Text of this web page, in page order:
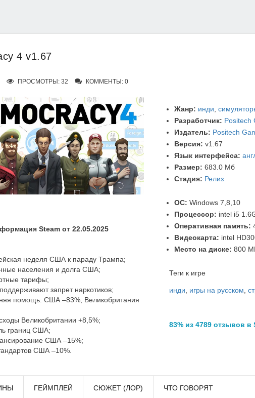
4 v1.67
ПРОСМОТРЫ: 32 КОММЕНТЫ: 0
Steam от 22.05.2025
неделя США к параду Трампа;
населения и долга США;
тарифы;
запрет наркотиков;
помощь: США –83%, Великобритания
Великобритании +8,5%;
границ США;
США –15%;
США –10%.
Жанр: инди
Разработчик: Positech
Издатель: Positech
Версия: v1.67
Язык интерфейса:
Размер: 683.0 Мб
Стадия: Релиз
ОС: Windows 7,8,10
Процессор: intel i5
Оперативная память:
Видеокарта: intel
Место на диске: 800
Теги к игре
инди игры на русском
83% из 4789 отзывов в
ГЕЙМПЛЕЙ СЮЖЕТ (ЛОР) ЧТО ГОВОРЯТ